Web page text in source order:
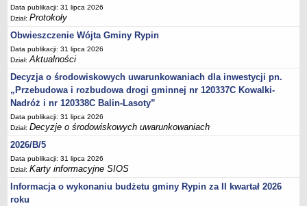
Ewidencja działalności gospodarczej
Podziały nieruchomości
Ochrona środowiska
Dodatki mieszkaniowe
Świadczenia rodzinne, Fundusz alimentacyjny
Stypendia szkolne
Podatki i opłaty lokalne
Młodociani pracownicy
ePUAP - składanie dokumentów przez internet
Wydanie warunków na zjazd z drogi gminnej
Zezwolenie na usunięcie drzewa
Data publikacji: 31 lipca 2026
Dział:Protokoły
Obwieszczenie Wójta Gminy Rypin
Data publikacji: 31 lipca 2026
Dział:Aktualności
Decyzja o środowiskowych uwarunkowaniach dla inwestycji pn.
„Przebudowa i rozbudowa drogi gminnej nr 120337C Kowalki-
Nadróż i nr 120338C Balin-Lasoty”
Data publikacji: 31 lipca 2026
Dział:Decyzje o środowiskowych uwarunkowaniach
2026/B/5
Data publikacji: 31 lipca 2026
Dział:Karty informacyjne SIOS
Informacja o wykonaniu budżetu gminy Rypin za II kwartał 2026
roku